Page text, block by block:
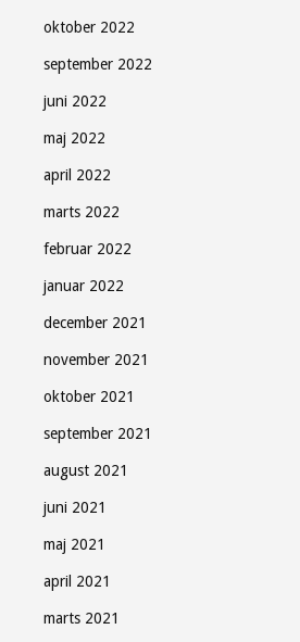
oktober 2022
september 2022
juni 2022
maj 2022
april 2022
marts 2022
februar 2022
januar 2022
december 2021
november 2021
oktober 2021
september 2021
august 2021
juni 2021
maj 2021
april 2021
marts 2021